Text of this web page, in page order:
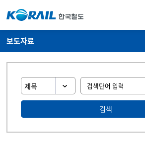
보도자료
검색